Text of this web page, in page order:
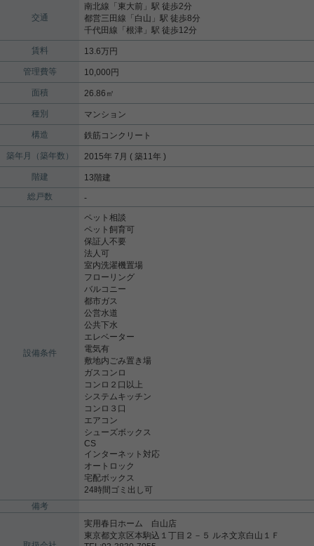
交通
南北線 「東大前 」駅 徒歩2分
都営三田線 「白山 」駅 徒歩8分
千代田線 「根津 」駅 徒歩12分
賃料 13.6万円
管理費等 10,000円
面積 26.86㎡
種別 マンション
構造 鉄筋コンクリート
築年月（築年数） 2015年 7月 ( 築11年 )
階建
13階建
総戸数
-
設備条件
ペット相談
ペット飼育可
保証人不要
法人可
室内洗濯機置場
フローリング
バルコニー
都市ガス
公営水道
公共下水
エレベーター
電気有
敷地内ごみ置き場
ガスコンロ
コンロ２口以上
システムキッチン
コンロ３口
エアコン
シューズボックス
CS
インターネット対応
オートロック
宅配ボックス
24時間ゴミ出し可
備考
実用春日ホーム 白山店
東京都文京区本駒込１丁目２－５ ルネ文京白山１Ｆ